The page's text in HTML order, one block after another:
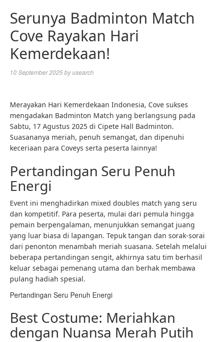
Serunya Badminton Match
Cove Rayakan Hari
Kemerdekaan!
10 September 2025byusearch
Merayakan Hari Kemerdekaan Indonesia, Cove sukses
mengadakan Badminton Match yang berlangsung pada
Sabtu, 17 Agustus 2025 di Cipete Hall Badminton.
Suasananya meriah, penuh semangat, dan dipenuhi
keceriaan para Coveys serta peserta lainnya!
Pertandingan Seru Penuh
Energi
Event ini menghadirkan mixed doubles match yang seru
dan kompetitif. Para peserta, mulai dari pemula hingga
pemain berpengalaman, menunjukkan semangat juang
yang luar biasa di lapangan. Tepuk tangan dan sorak-sorai
dari penonton menambah meriah suasana. Setelah melalui
beberapa pertandingan sengit, akhirnya satu tim berhasil
keluar sebagai pemenang utama dan berhak membawa
pulang hadiah spesial.
Pertandingan Seru Penuh Energi
Best Costume: Meriahkan
dengan Nuansa Merah Putih